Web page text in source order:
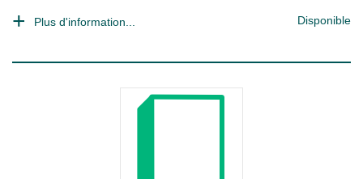
Plus d'information... Disponible